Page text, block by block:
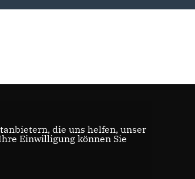
die uns helfen, unser
Einwilligung können Sie